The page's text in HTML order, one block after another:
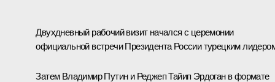
Двухдневный рабочий визит начался с церемонии
официальной встречи Президента России турецким
Затем Владимир Путин и Реджеп Тайип Эрдоганв формате